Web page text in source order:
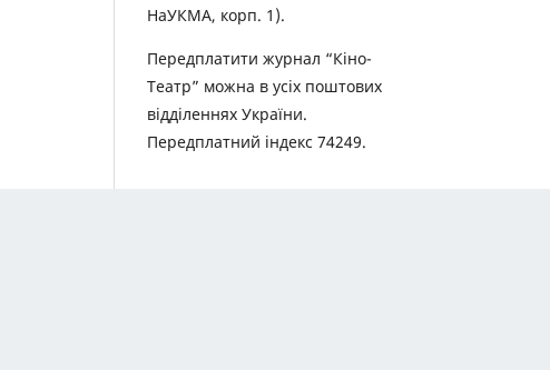
НаУКМА, корп. 1).
Передплатити журнал “Кіно-
Театр” можна в усіх поштових
відділеннях України.
Передплатний індекс 74249.